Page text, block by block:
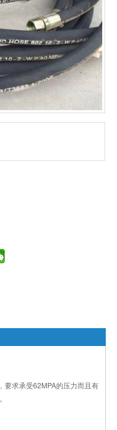
要求承受62MPA的压力而且有